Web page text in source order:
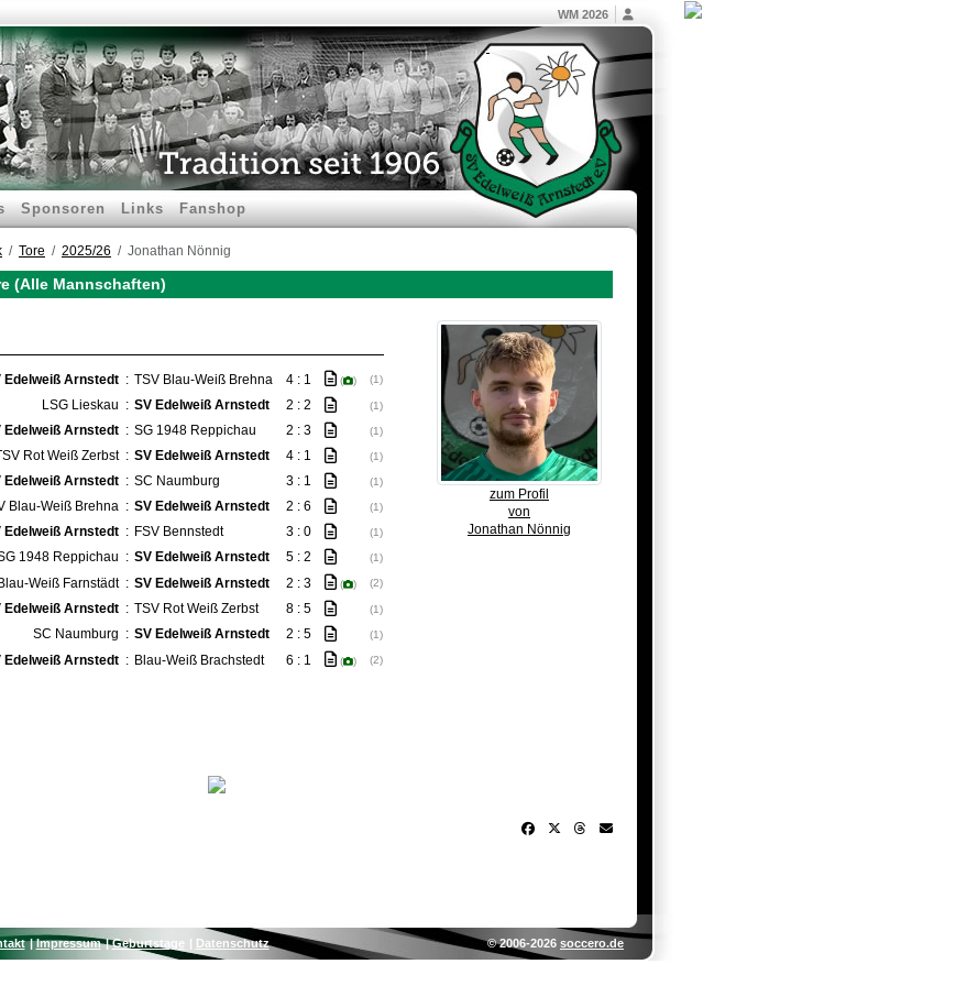
WM 2026
Sponsoren Links Fanshop
Tore 2025/26 Jonathan Nönnig
(Alle Mannschaften)
zum Profil
von
Jonathan Nönnig
Edelweiß Arnstedt : TSV Blau-Weiß Brehna 4 : 1 ( ) (1)
LSG Lieskau : SV Edelweiß Arnstedt 2 : 2 (1)
Edelweiß Arnstedt : SG 1948 Reppichau 2 : 3 (1)
Rot Weiß Zerbst : SV Edelweiß Arnstedt 4 : 1 (1)
Edelweiß Arnstedt : SC Naumburg 3 : 1 (1)
Blau-Weiß Brehna : SV Edelweiß Arnstedt 2 : 6 (1)
Edelweiß Arnstedt : FSV Bennstedt 3 : 0 (1)
1948 Reppichau : SV Edelweiß Arnstedt 5 : 2 (1)
Blau-Weiß Farnstädt : SV Edelweiß Arnstedt 2 : 3 ( ) (2)
Edelweiß Arnstedt : TSV Rot Weiß Zerbst 8 : 5 (1)
SC Naumburg : SV Edelweiß Arnstedt 2 : 5 (1)
Edelweiß Arnstedt : Blau-Weiß Brachstedt 6 : 1 ( ) (2)
Impressum Geburtstage Datenschutz © 2006-2026 soccero.de